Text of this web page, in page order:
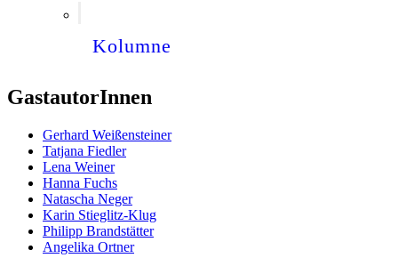
Kolumne
GastautorInnen
Gerhard Weißensteiner
Tatjana Fiedler
Lena Weiner
Hanna Fuchs
Natascha Neger
Karin Stieglitz-Klug
Philipp Brandstätter
Angelika Ortner